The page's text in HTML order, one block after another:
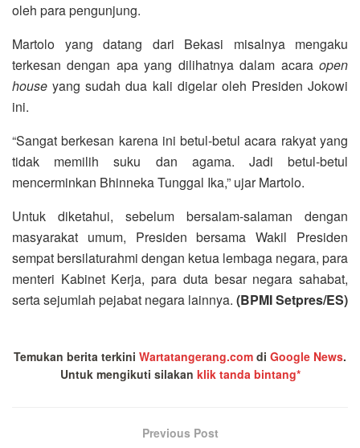
oleh para pengunjung.
Martolo yang datang dari Bekasi misalnya mengaku
terkesan dengan apa yang dilihatnya dalam acara open
house yang sudah dua kali digelar oleh Presiden Jokowi
ini.
“Sangat berkesan karena ini betul-betul acara rakyat yang
tidak memilih suku dan agama. Jadi betul-betul
mencerminkan Bhinneka Tunggal Ika,” ujar Martolo.
Untuk diketahui, sebelum bersalam-salaman dengan
masyarakat umum, Presiden bersama Wakil Presiden
sempat bersilaturahmi dengan ketua lembaga negara, para
menteri Kabinet Kerja, para duta besar negara sahabat,
serta sejumlah pejabat negara lainnya. (BPMI Setpres/ES)
Temukan berita terkini Wartatangerang.com di Google News.
Untuk mengikuti silakan klik tanda bintang*
Previous Post